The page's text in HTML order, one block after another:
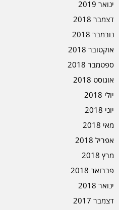
ינואר 2019
דצמבר 2018
נובמבר 2018
אוקטובר 2018
ספטמבר 2018
אוגוסט 2018
יולי 2018
יוני 2018
מאי 2018
אפריל 2018
מרץ 2018
פברואר 2018
ינואר 2018
דצמבר 2017